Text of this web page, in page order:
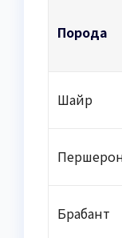
Порода
Шайр
Брабант